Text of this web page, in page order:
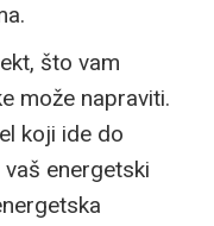
što vam
može napraviti.
koji ide do
energetski